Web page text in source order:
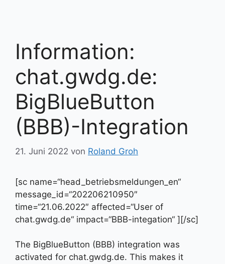
Information:
chat.gwdg.de:
BigBlueButton
(BBB)-Integration
21. Juni 2022 von Roland Groh
[sc name=“head_betriebsmeldungen_en“
message_id=“202206210950″
time=“21.06.2022″ affected=“User of
chat.gwdg.de“ impact=“BBB-integation“ ][/sc]
The BigBlueButton (BBB) integration was
activated for chat.gwdg.de. This makes it